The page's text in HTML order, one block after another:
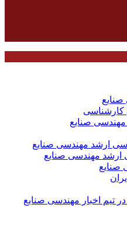
کارشناسی
صنایع
ارشد مهندسی صنایع
ارشد مهندسی صنایع
صنایع
تیم اخبار مهندسی صنایع